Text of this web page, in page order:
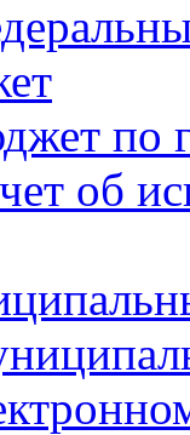
по
об